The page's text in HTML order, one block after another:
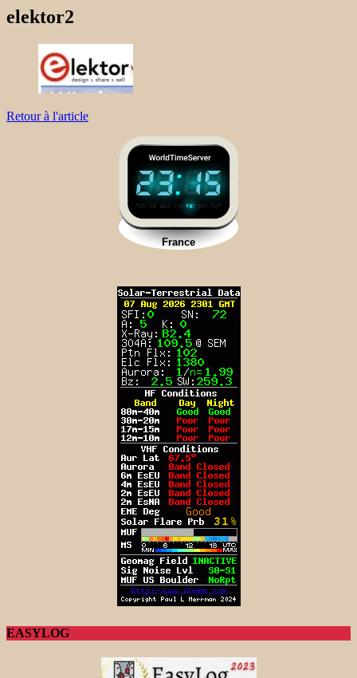
elektor2
Retour à l'article
EASYLOG